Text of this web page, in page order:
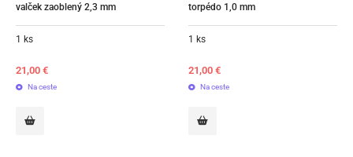
valček zaoblený 2,3 mm
1 ks
21,00 €
Na ceste
torpédo 1,0 mm
1 ks
21,00 €
Na ceste